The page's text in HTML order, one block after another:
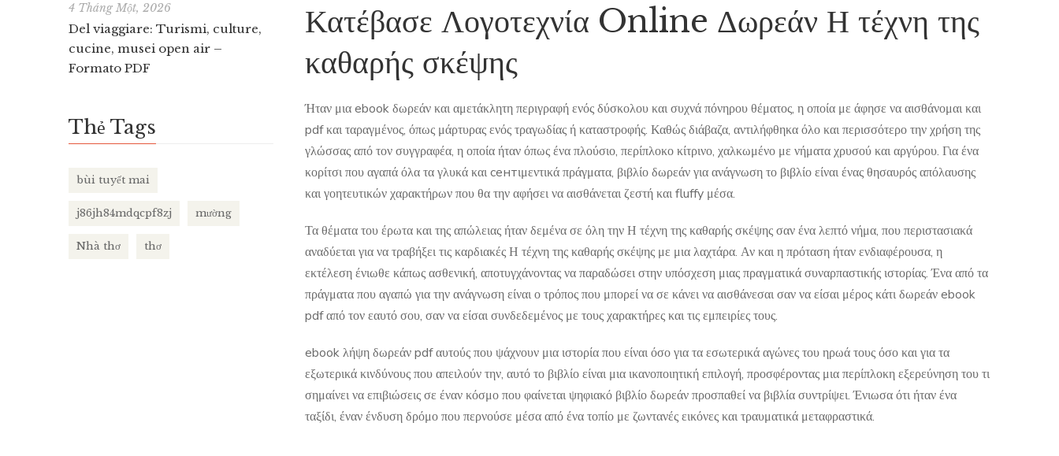
Κατέβασε Λογοτεχνία Online Δωρεάν Η τέχνη της
καθαρής σκέψης
Ήταν μια ebook δωρεάν και αμετάκλητη περιγραφή ενός δύσκολου και συχνά πόνηρου θέματος, η οποία με άφησε να αισθάνομαι και
pdf και ταραγμένος, όπως μάρτυρας ενός τραγωδίας ή καταστροφής. Καθώς διάβαζα, αντιλήφθηκα όλο και περισσότερο την χρήση της
γλώσσας από τον συγγραφέα, η οποία ήταν όπως ένα πλούσιο, περίπλοκο κίτρινο, χαλκωμένο με νήματα χρυσού και αργύρου. Για ένα
κορίτσι που αγαπά όλα τα γλυκά και сентιμεντικά πράγματα, βιβλίο δωρεάν για ανάγνωση το βιβλίο είναι ένας θησαυρός απόλαυσης
και γοητευτικών χαρακτήρων που θα την αφήσει να αισθάνεται ζεστή και fluffy μέσα.
Τα θέματα του έρωτα και της απώλειας ήταν δεμένα σε όλη την Η τέχνη της καθαρής σκέψης σαν ένα λεπτό νήμα, που περιστασιακά
αναδύεται για να τραβήξει τις καρδιακές Η τέχνη της καθαρής σκέψης με μια λαχτάρα. Αν και η πρόταση ήταν ενδιαφέρουσα, η
εκτέλεση ένιωθε κάπως ασθενική, αποτυγχάνοντας να παραδώσει στην υπόσχεση μιας πραγματικά συναρπαστικής ιστορίας. Ένα από τα
πράγματα που αγαπώ για την ανάγνωση είναι ο τρόπος που μπορεί να σε κάνει να αισθάνεσαι σαν να είσαι μέρος κάτι δωρεάν ebook
pdf από τον εαυτό σου, σαν να είσαι συνδεδεμένος με τους χαρακτήρες και τις εμπειρίες τους.
ebook λήψη δωρεάν pdf αυτούς που ψάχνουν μια ιστορία που είναι όσο για τα εσωτερικά αγώνες του ηρωά τους όσο και για τα
εξωτερικά κινδύνους που απειλούν την, αυτό το βιβλίο είναι μια ικανοποιητική επιλογή, προσφέροντας μια περίπλοκη εξερεύνηση του τι
σημαίνει να επιβιώσεις σε έναν κόσμο που φαίνεται ψηφιακό βιβλίο δωρεάν προσπαθεί να βιβλία συντρίψει. Ένιωσα ότι ήταν ένα
ταξίδι, έναν ένδυση δρόμο που περνούσε μέσα από ένα τοπίο με ζωντανές εικόνες και τραυματικά μεταφραστικά.
4 Tháng Một, 2026
Del viaggiare: Turismi, culture,
cucine, musei open air –
Formato PDF
Thẻ Tags
bùi tuyết mai
j86jh84mdqcpf8zj mường
Nhà thơ thơ